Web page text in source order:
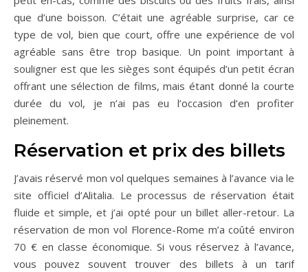
que d’une boisson. C’était une agréable surprise, car ce
type de vol, bien que court, offre une expérience de vol
agréable sans être trop basique. Un point important à
souligner est que les sièges sont équipés d’un petit écran
offrant une sélection de films, mais étant donné la courte
durée du vol, je n’ai pas eu l’occasion d’en profiter
pleinement.
Réservation et prix des billets
J’avais réservé mon vol quelques semaines à l’avance via le
site officiel d’Alitalia. Le processus de réservation était
fluide et simple, et j’ai opté pour un billet aller-retour. La
réservation de mon vol Florence-Rome m’a coûté environ
70 € en classe économique. Si vous réservez à l’avance,
vous pouvez souvent trouver des billets à un tarif